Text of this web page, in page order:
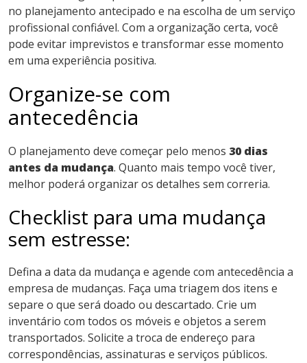
no planejamento antecipado e na escolha de um serviço
profissional confiável. Com a organização certa, você
pode evitar imprevistos e transformar esse momento
em uma experiência positiva.
Organize-se com
antecedência
O planejamento deve começar pelo menos 30 dias
antes da mudança. Quanto mais tempo você tiver,
melhor poderá organizar os detalhes sem correria.
Checklist para uma mudança
sem estresse:
Defina a data da mudança e agende com antecedência a
empresa de mudanças. Faça uma triagem dos itens e
separe o que será doado ou descartado. Crie um
inventário com todos os móveis e objetos a serem
transportados. Solicite a troca de endereço para
correspondências, assinaturas e serviços públicos.